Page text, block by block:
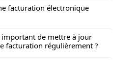
facturation électronique
de mettre à jour
facturation régulièrement ?